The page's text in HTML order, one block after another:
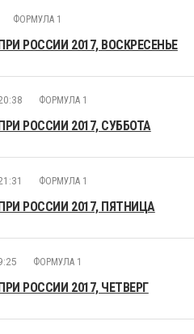
ФОРМУЛА 1
РОССИИ 2017, ВОСКРЕСЕНЬЕ
ФОРМУЛА 1
РОССИИ 2017, СУББОТА
ФОРМУЛА 1
РОССИИ 2017, ПЯТНИЦА
ФОРМУЛА 1
РОССИИ 2017, ЧЕТВЕРГ